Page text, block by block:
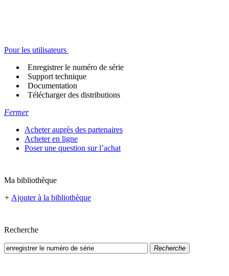
Pour les utilisateurs
Enregistrer le numéro de série
Support technique
Documentation
Télécharger des distributions
Fermer
Acheter auprès des partenaires
Acheter en ligne
Poser une question sur l’achat
Ma bibliothèque
+ Ajouter à la bibliothèque
Recherche
Recherche